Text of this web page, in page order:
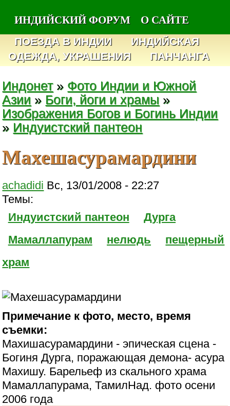
ИНДИЙСКИЙ ФОРУМ
О САЙТЕ
ПОЕЗДА В ИНДИИ
ИНДИЙСКАЯ
ОДЕЖДА, УКРАШЕНИЯ
ПАНЧАНГА
Индонет» Фото Индии и Южной
Азии » Боги, йоги и храмы »
Изображения Богов и Богинь Индии
» Индуистский пантеон
Махешасурамардини
achadidi Вс, 13/01/2008 - 22:27
Темы:
Индуистский пантеон
Дурга
Мамаллапурам
нелюдь
пещерный
храм
Примечание к фото, место, время
съемки:
Махишасурамардини - эпическая сцена -
Богиня Дурга, поражающая демона- асура
Махишу. Барельеф из скального храма
Мамаллапурама, ТамилНад. фото осени
2006 года